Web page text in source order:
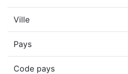
Ville
Pays
Code pays